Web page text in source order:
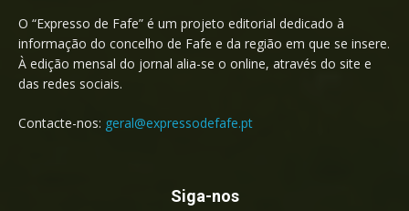
O “Expresso de Fafe” é um projeto editorial dedicado à
informação do concelho de Fafe e da região em que se insere.
À edição mensal do jornal alia-se o online, através do site e
das redes sociais.
Contacte-nos: geral@expressodefafe.pt
Siga-nos